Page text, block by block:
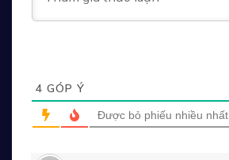
4 GÓP Ý
Được bỏ phiếu nhiều nhất